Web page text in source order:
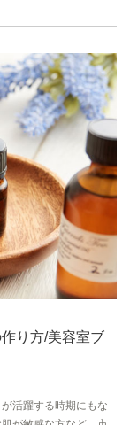
り方/美容室ブ
活躍する時期にもな